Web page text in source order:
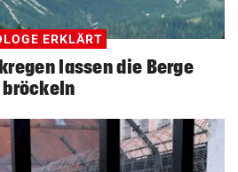
ERKLÄRT
lassen die Berge
bröckeln